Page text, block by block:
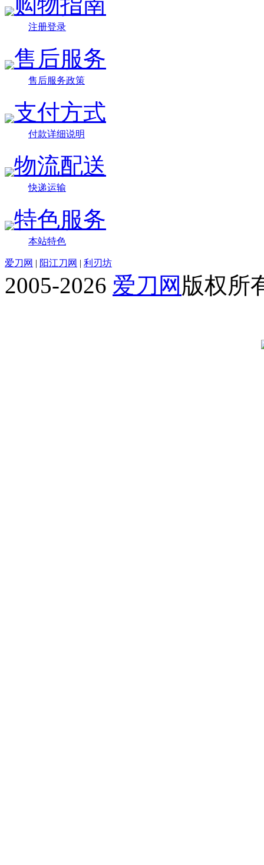
购物指南
注册登录
售后服务
售后服务政策
支付方式
付款详细说明
物流配送
快递运输
特色服务
本站特色
爱刀网 | 阳江刀网 | 利刃坊
2005-2026 爱刀网 版权所